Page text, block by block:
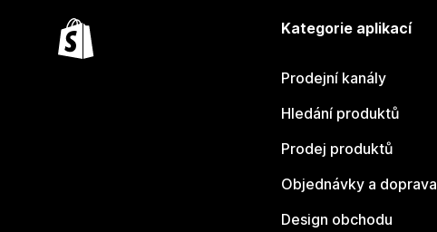
Kategorie aplikací
Prodejní kanály
Hledání produktů
Prodej produktů
Objednávky a doprava
Design obchodu